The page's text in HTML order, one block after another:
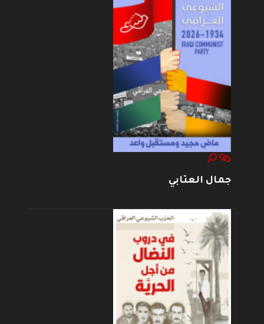
جمال العتابي